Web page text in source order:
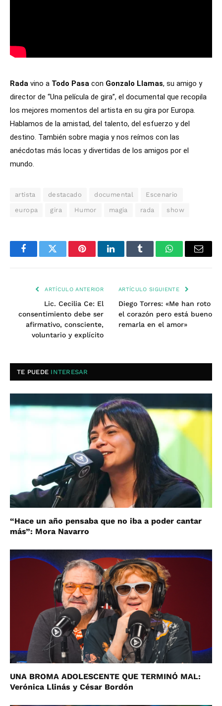
Rada vino a Todo Pasa con Gonzalo Llamas, su amigo y
director de “Una película de gira”, el documental que recopila
los mejores momentos del artista en su gira por Europa.
Hablamos de la amistad, del talento, del esfuerzo y del
destino. También sobre magia y nos reímos con las
anécdotas más locas y divertidas de los amigos por el
mundo.
artista destacado documental Escenario
europa gira Humor magia rada show
FacebookTwitter PinterestLinkedInTumblr WhatsAppEmail
ARTÍCULO ANTERIOR
Lic. Cecilia Ce: El
consentimiento debe ser
afirmativo, consciente,
voluntario y explícito
ARTÍCULO SIGUIENTE
Diego Torres: «Me han roto
el corazón pero está bueno
remarla en el amor»
TE PUEDE INTERESAR
“Hace un año pensaba que no iba a poder cantar
más”: Mora Navarro
UNA BROMA ADOLESCENTE QUE TERMINÓ MAL:
Verónica Llinás y César Bordón